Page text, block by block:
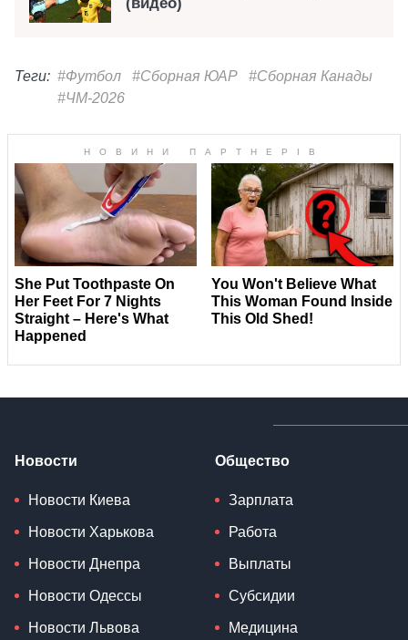
Теги: #Футбол #Сборная ЮАР
#Сборная Канады
#ЧМ-2026
Новости
Новости Киева
Новости Харькова
Новости Днепра
Новости Одессы
Новости Львова
Общество
Зарплата
Работа
Выплаты
Субсидии
Медицина